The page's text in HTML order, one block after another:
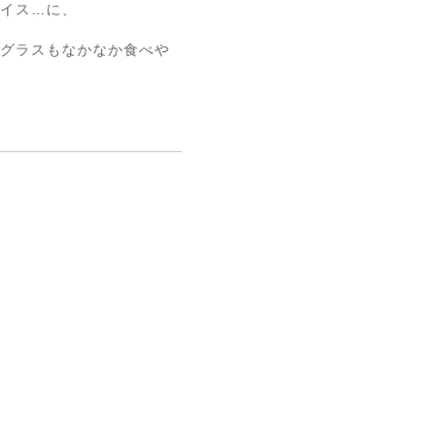
ス…に、
ラスもなかなか食べや